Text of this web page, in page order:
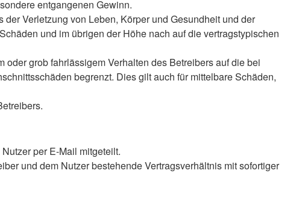
entgangenen Gewinn.
Verletzung von Leben, Körper und Gesundheit und der
und im übrigen der Höhe nach auf die vertragstypischen
grob fahrlässigem Verhalten des Betreibers auf die bei
begrenzt. Dies gilt auch für mittelbare Schäden,
per E-Mail mitgeteilt.
und dem Nutzer bestehende Vertragsverhältnis mit sofortiger